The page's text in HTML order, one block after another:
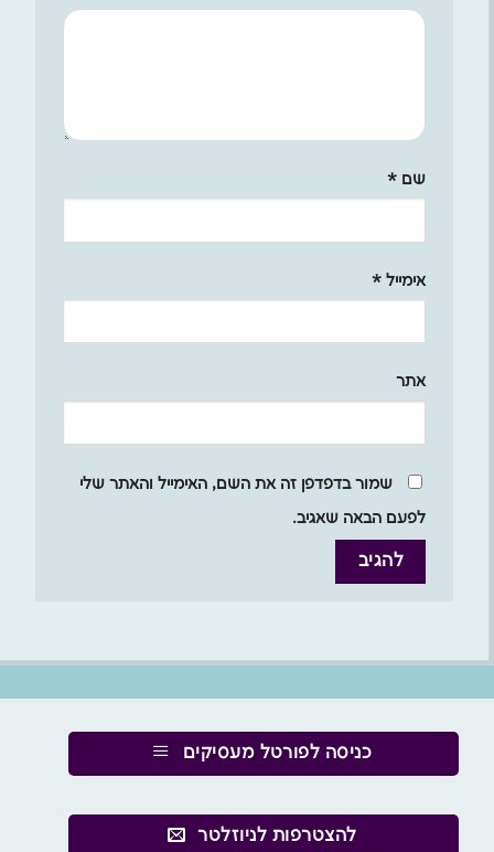
שם *
אימייל *
אתר
שמור בדפדפן זה את השם, האימייל והאתר שלי
לפעם הבאה שאגיב.
כניסה לפורטל מעסיקים
להצטרפות לניוזלטר